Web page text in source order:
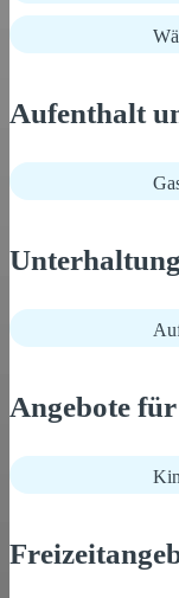
Aufenthalt
Angebote